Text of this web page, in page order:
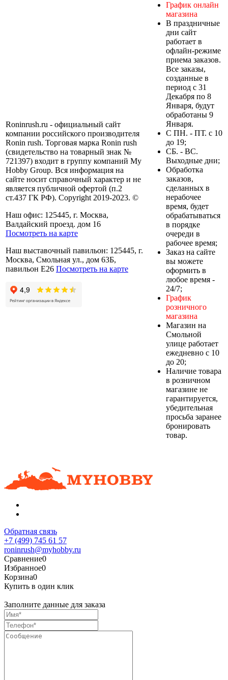
Roninrush.ru - официальный сайт
компании российского производителя
Ronin rush. Торговая марка Ronin rush
(свидетельство на товарный знак №
721397) входит в группу компаний My
Hobby Group. Вся информация на
сайте носит справочный характер и не
является публичной офертой (п.2
ст.437 ГК РФ). Copyright 2019-2023. ©
Наш офис: 125445, г. Москва,
Валдайский проезд. дом 16
Посмотреть на карте
Наш выставочный павильон: 125445, г.
Москва, Смольная ул., дом 63Б,
павильон Е26 Посмотреть на карте
График онлайн
магазина
В праздничные
дни сайт
работает в
офлайн-режиме
приема заказов.
Все заказы,
созданные в
период с 31
Декабря по 8
Января, будут
обработаны 9
Января.
C ПН. - ПТ. с 10
до 19;
СБ. - ВС.
Выходные дни;
Обработка
заказов,
сделанных в
нерабочее
время, будет
обрабатываться
в порядке
очереди в
рабочее время;
Заказ на сайте
вы можете
оформить в
любое время -
24/7;
График
розничного
магазина
Магазин на
Смольной
улице работает
ежедневно с 10
до 20;
Наличие товара
в розничном
магазине не
гарантируется,
убедительная
просьба заранее
бронировать
товар.
Обратная связь
+7 (499) 745 61 57
roninrush@myhobby.ru
Сравнение0
Избранное0
Корзина0
Купить в один клик
Заполните данные для заказа